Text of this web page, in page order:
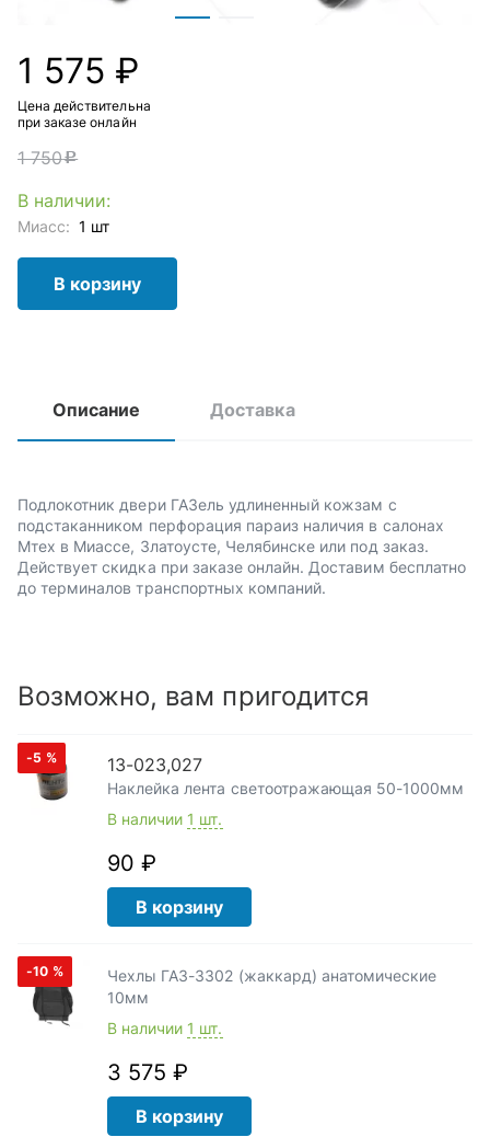
1 575 ₽
Цена действительна
при заказе онлайн
1 750c
В наличии:
Миасс: 1 шт
В корзину
Описание Доставка
Подлокотник двери ГАЗель удлиненный кожзам с
подстаканником перфорация параиз наличия в салонах
Мтех в Миассе, Златоусте, Челябинске или под заказ.
Действует скидка при заказе онлайн. Доставим бесплатно
до терминалов транспортных компаний.
Возможно, вам пригодится
-5 % 13-023,027
Наклейка лента светоотражающая 50-1000мм
В наличии 1 шт.
90 ₽
В корзину
-10 %
Чехлы ГАЗ-3302 (жаккард) анатомические
10мм
В наличии 1 шт.
3 575 ₽
В корзину